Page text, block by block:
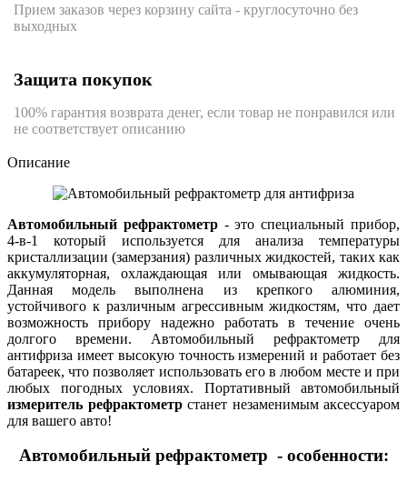
Прием заказов через корзину сайта - круглосуточно без
выходных
Защита покупок
100% гарантия возврата денег, если товар не понравился или
не соответствует описанию
Описание
Автомобильный рефрактометр- это специальный прибор,
4-в-1 который используется для анализа температуры
кристаллизации (замерзания) различных жидкостей, таких как
аккумуляторная, охлаждающая или омывающая жидкость.
Данная модель выполнена из крепкого алюминия,
устойчивого к различным агрессивным жидкостям, что дает
возможность прибору надежно работать в течение очень
долгого времени. Автомобильный рефрактометр для
антифриза имеет высокую точность измерений и работает без
батареек, что позволяет использовать его в любом месте и при
любых погодных условиях. Портативный автомобильный
измеритель рефрактометрстанет незаменимым аксессуаром
для вашего авто!
Автомобильный рефрактометр - особенности: